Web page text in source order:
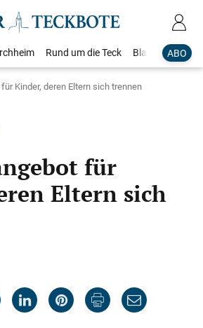
ABO
Rund um die Teck Blaulicht
Kinder, deren Eltern sich trennen
für
Eltern sich